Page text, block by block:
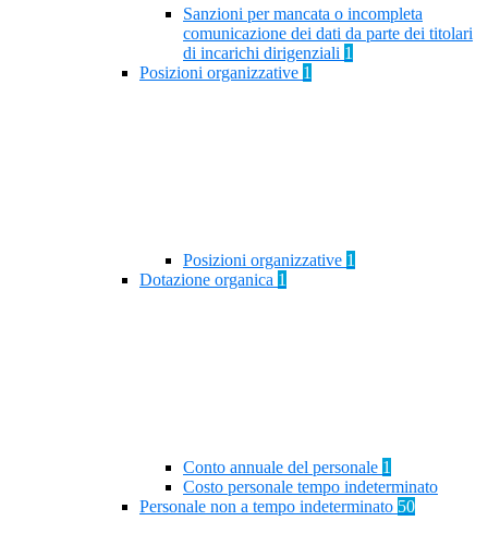
Sanzioni per mancata o incompleta
comunicazione dei dati da parte dei titolari
di incarichi dirigenziali 1
Posizioni organizzative 1
Posizioni organizzative 1
Dotazione organica 1
Conto annuale del personale 1
Costo personale tempo indeterminato
Personale non a tempo indeterminato 50